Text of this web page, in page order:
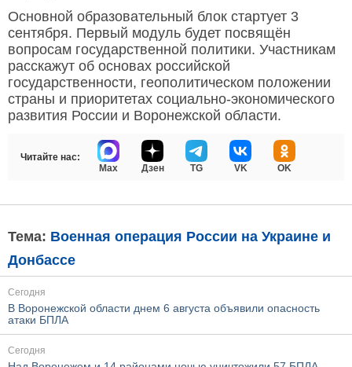
Основной образовательный блок стартует 3
сентября. Первый модуль будет посвящён
вопросам государственной политики. Участникам
расскажут об основах российской
государственности, геополитическом положении
страны и приоритетах социально-экономического
развития России и Воронежской области.
Читайте нас:
Max
Дзен TG VK OK
Тема: Военная операция России на Украине и
Донбассе
Сегодня
В Воронежской области днем 6 августа объявили опасность
атаки БПЛА
Сегодня